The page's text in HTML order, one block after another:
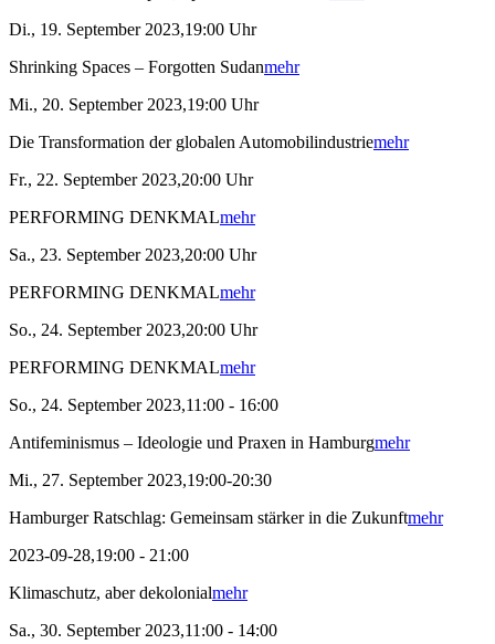
Di., 19. September 2023,19:00 Uhr
Shrinking Spaces – Forgotten Sudanmehr
Mi., 20. September 2023,19:00 Uhr
Die Transformation der globalen Automobilindustriemehr
Fr., 22. September 2023,20:00 Uhr
PERFORMING DENKMALmehr
Sa., 23. September 2023,20:00 Uhr
PERFORMING DENKMALmehr
So., 24. September 2023,20:00 Uhr
PERFORMING DENKMALmehr
So., 24. September 2023,11:00 - 16:00
Antifeminismus – Ideologie und Praxen in Hamburgmehr
Mi., 27. September 2023,19:00-20:30
Hamburger Ratschlag: Gemeinsam stärker in die Zukunftmehr
2023-09-28,19:00 - 21:00
Klimaschutz, aber dekolonialmehr
Sa., 30. September 2023,11:00 - 14:00